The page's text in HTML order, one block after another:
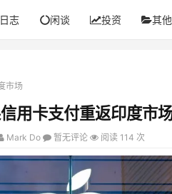
日志 闲谈 投资 其他
市场
用卡支付重返印度市
Mark Do 暂无评论 阅读 114 次